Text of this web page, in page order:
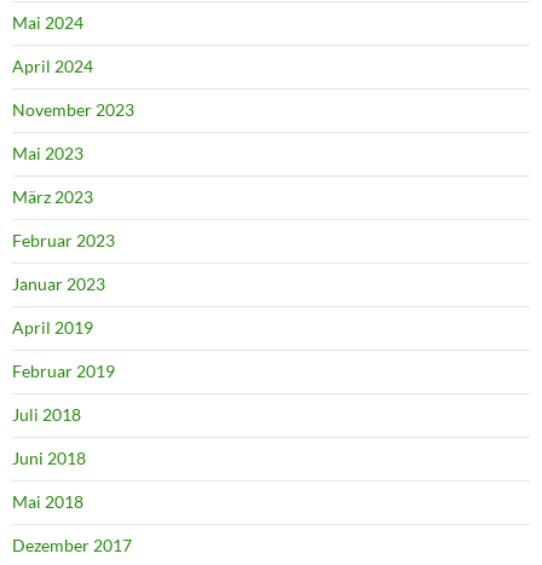
Mai 2024
April 2024
November 2023
Mai 2023
März 2023
Februar 2023
Januar 2023
April 2019
Februar 2019
Juli 2018
Juni 2018
Mai 2018
Dezember 2017